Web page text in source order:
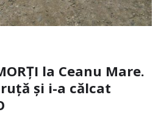
la Ceanu Mare.
și i-a călcat